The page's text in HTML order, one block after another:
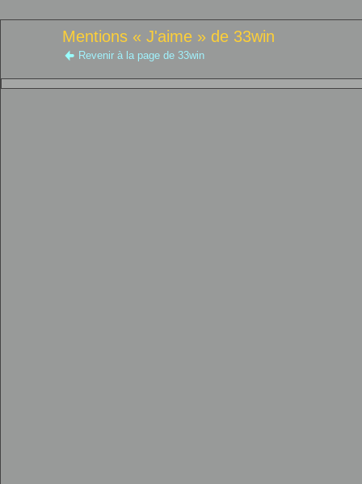
Mentions « J'aime » de 33win
Revenir à la page de 33win